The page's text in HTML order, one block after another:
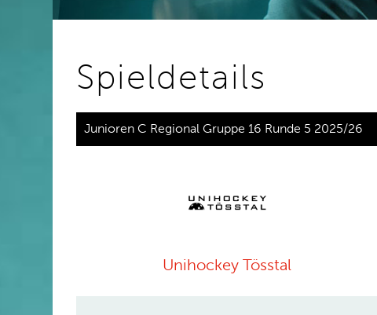
Spieldetails
Junioren C Regional Gruppe 16 Runde 5 2025/26
Unihockey Tösstal